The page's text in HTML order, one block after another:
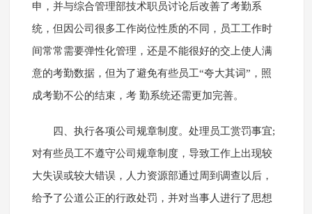
申，并与综合管理部技术职员讨论后改善了考勤系
统，但因公司很多工作岗位性质的不同，员工工作时
间常常需要弹性化管理，还是不能很好的交上使人满
意的考勤数据，但为了避免有些员工“夸大其词”，照
成考勤不公的结束，考 勤系统还需更加完善。
四、执行各项公司规章制度。处理员工赏罚事宜;
对有些员工不遵守公司规章制度，导致工作上出现较
大失误或较大错误，人力资源部通过周到调查以后，
给予了公道公正的行政处罚，并对当事人进行了思想